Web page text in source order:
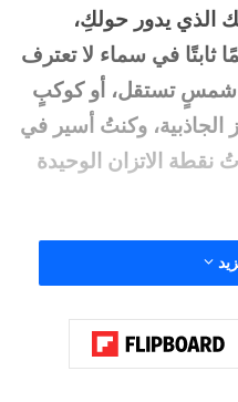
الذي يدور حولكِ،
ثابتًا في سماء لا تعترف
شمسٍ تستقل، أو كوكبٍ
وكنتُ أسير في
الاتزان الوحيدة
لا يخفت، نورٍ يرقص
دربًا حيًا، تنبت فيه
خرير ماء السلسبيل،